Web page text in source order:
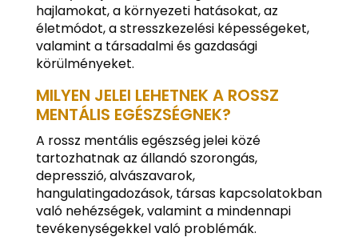
hajlamokat, a környezeti hatásokat, az
életmódot, a stresszkezelési képességeket,
valamint a társadalmi és gazdasági
körülményeket.
MILYEN JELEI LEHETNEK A ROSSZ
MENTÁLIS EGÉSZSÉGNEK?
A rossz mentális egészség jelei közé
tartozhatnak az állandó szorongás,
depresszió, alvászavarok,
hangulatingadozások, társas kapcsolatokban
való nehézségek, valamint a mindennapi
tevékenységekkel való problémák.